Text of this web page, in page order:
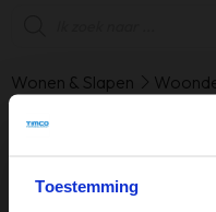
Toestemming
Wonen & Slapen